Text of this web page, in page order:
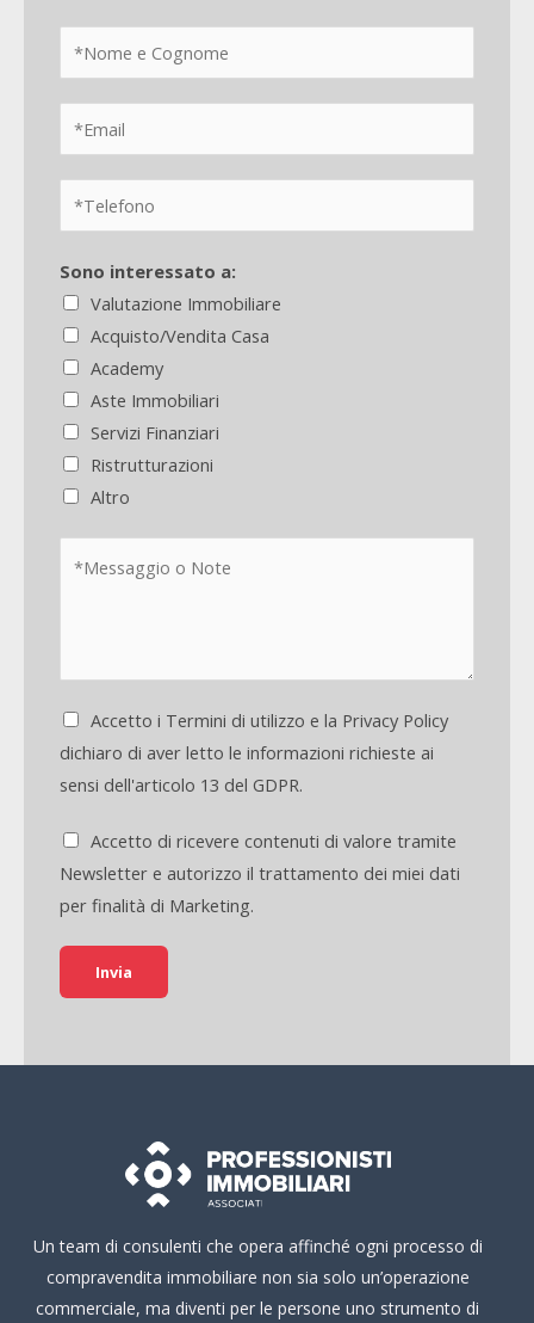
Sono interessato a:
Valutazione Immobiliare
Acquisto/Vendita Casa
Academy
Aste Immobiliari
Servizi Finanziari
Ristrutturazioni
Altro
Accetto i Termini di utilizzo e la Privacy Policy
dichiaro di aver letto le informazioni richieste ai
sensi dell'articolo 13 del GDPR.
Accetto di ricevere contenuti di valore tramite
Newsletter e autorizzo il trattamento dei miei dati
per finalità di Marketing.
Invia
Un team di consulenti che opera affinché ogni processo di
compravendita immobiliare non sia solo un’operazione
commerciale, ma diventi per le persone uno strumento di